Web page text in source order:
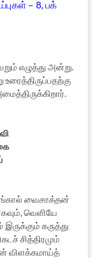
– 8, பக்
எழுத்து அன்று.
வைசாக்தன்
வெளியே
கருத்து
சித்திரமும்
விளக்கமாய்த்